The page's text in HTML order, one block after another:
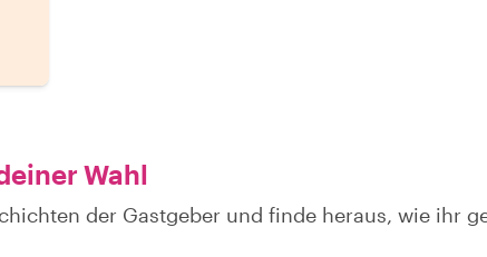
Wahl
der Gastgeber und finde heraus, wie ihr